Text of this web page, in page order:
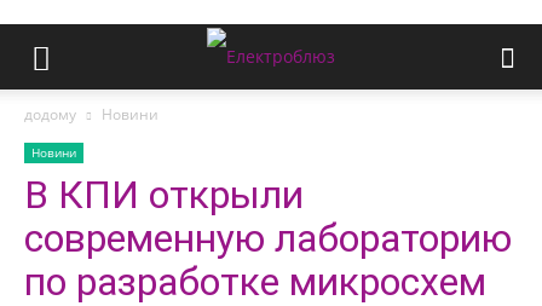
додому Новини
Новини
В КПИ открыли
современную лабораторию
по разработке микросхем